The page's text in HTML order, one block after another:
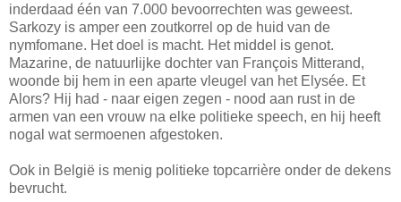
inderdaad één van 7.000 bevoorrechten was geweest.
Sarkozy is amper een zoutkorrel op de huid van de
nymfomane. Het doel is macht. Het middel is genot.
Mazarine, de natuurlijke dochter van François Mitterand,
woonde bij hem in een aparte vleugel van het Elysée. Et
Alors? Hij had - naar eigen zegen - nood aan rust in de
armen van een vrouw na elke politieke speech, en hij heeft
nogal wat sermoenen afgestoken.
Ook in België is menig politieke topcarrière onder de dekens
bevrucht.